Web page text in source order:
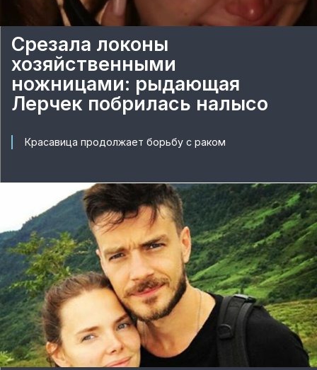
Срезала локоны
хозяйственными
ножницами: рыдающая
Лерчек побрилась налысо
Красавица продолжает борьбу с раком